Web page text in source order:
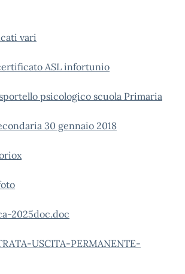
vari
ASL infortunio
psicologico scuola Primaria
30 gennaio 2018
2025doc.doc
USCITA-PERMANENTE-